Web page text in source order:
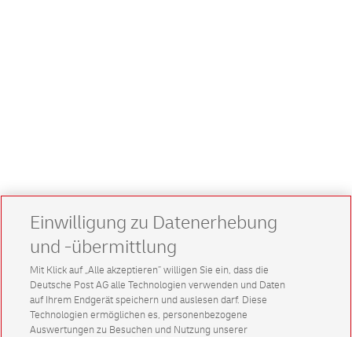
Einwilligung zu Datenerhebung
und -übermittlung
Mit Klick auf „Alle akzeptieren” willigen Sie ein, dass die
Deutsche Post AG alle Technologien verwenden und Daten
auf Ihrem Endgerät speichern und auslesen darf. Diese
Technologien ermöglichen es, personenbezogene
Auswertungen zu Besuchen und Nutzung unserer